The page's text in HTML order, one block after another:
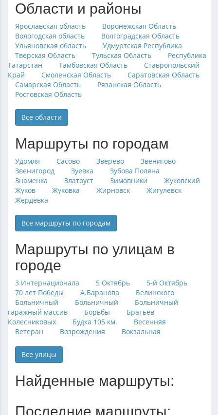
Области и районы
Ярославская область
Воронежская Область
Вологодская область
Волгоградская Область
Ульяновская область
Удмуртская Республика
Тверская Область
Тульская Область
Республика
Татарстан
Тамбовская Область
Ставропольский
Край
Смоленская Область
Саратовская Область
Самарская Область
Рязанская Область
Ростовская Область
Все области
Маршруты по городам
Удомля Сасово Зверево
Звенигово
Звенигород
Зуевка
Зубова Поляна
Знаменка
Златоуст Зимовники
Жуковский
Жуков
Жуковка Жирновск
Жигулевск
Жердевка
Все маршруты по городам
Маршруты по улицам в
городе
3 Интернационала 5 Октябрь
5-й Октябрь
70 лет Победы
А.Баранова
Белинского
Больничный
Больничный
Больничный
гаражный массив
Борьбы
Братьев
Колесниковых
Будка 105 км.
Весенняя
Ветеран
Возрождения Вокзальная
Все улицы
Найденные маршруты:
Последние маршруты: